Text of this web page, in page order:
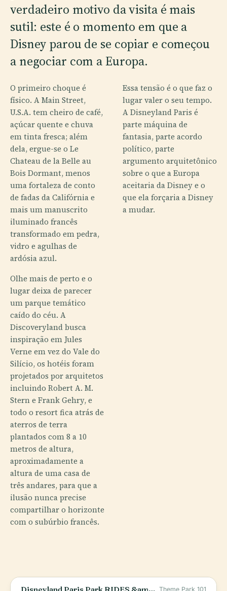
verdadeiro motivo da visita é mais
sutil: este é o momento em que a
Disney parou de se copiar e começou
a negociar com a Europa.
O primeiro choque é
físico. A Main Street,
U.S.A. tem cheiro de café,
açúcar quente e chuva
em tinta fresca; além
dela, ergue-se o Le
Chateau de la Belle au
Bois Dormant, menos
uma fortaleza de conto
de fadas da Califórnia e
mais um manuscrito
iluminado francês
transformado em pedra,
vidro e agulhas de
ardósia azul.
Olhe mais de perto e o
lugar deixa de parecer
um parque temático
caído do céu. A
Discoveryland busca
inspiração em Jules
Verne em vez do Vale do
Silício, os hotéis foram
projetados por arquitetos
incluindo Robert A. M.
Stern e Frank Gehry, e
todo o resort fica atrás de
aterros de terra
plantados com 8 a 10
metros de altura,
aproximadamente a
altura de uma casa de
três andares, para que a
ilusão nunca precise
compartilhar o horizonte
com o subúrbio francês.
Essa tensão é o que faz o
lugar valer o seu tempo.
A Disneyland Paris é
parte máquina de
fantasia, parte acordo
político, parte
argumento arquitetônico
sobre o que a Europa
aceitaria da Disney e o
que ela forçaria a Disney
a mudar.
Theme Park 101